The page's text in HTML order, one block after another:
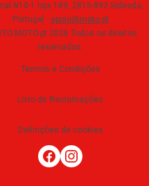
N10-1 loja 189, 2815-892 Sobreda,
Portugal · apoio@moto.pt
2026 Todos os direitos
reservados.
Termos e Condições
Livro de Reclamações
Definições de cookies